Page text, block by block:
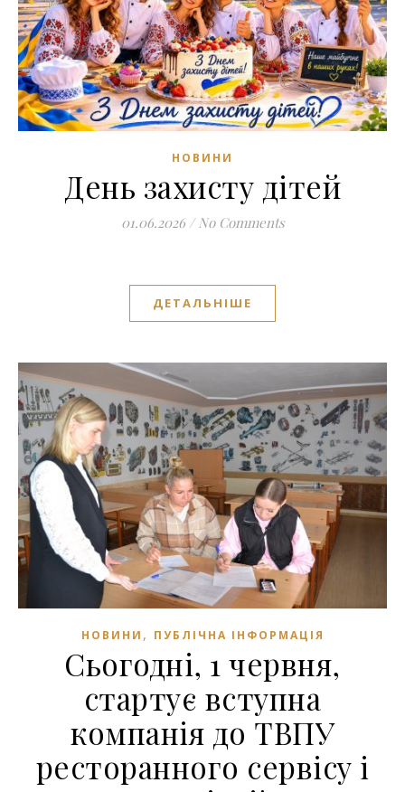
НОВИНИ
День захисту дітей
01.06.2026 / No Comments
ДЕТАЛЬНІШЕ
НОВИНИ , ПУБЛІЧНА ІНФОРМАЦІЯ
Сьогодні, 1 червня,
стартує вступна
компанія до ТВПУ
ресторанного сервісу і